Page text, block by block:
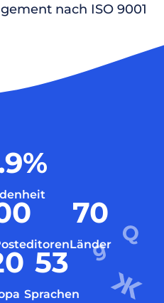
nach ISO 9001
%
70
Länder
53
Sprachen